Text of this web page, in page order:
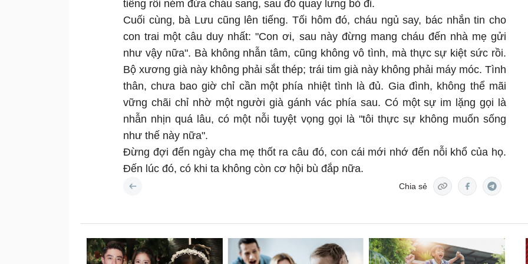
tiếng rồi ném đứa cháu sang, sau đó quay lưng bỏ đi.
Cuối cùng, bà Lưu cũng lên tiếng. Tối hôm đó, cháu ngủ say, bác nhắn tin cho
con trai một câu duy nhất: "Con ơi, sau này đừng mang cháu đến nhà mẹ gửi
như vậy nữa". Bà không nhẫn tâm, cũng không vô tình, mà thực sự kiệt sức rồi.
Bộ xương già này không phải sắt thép; trái tim già này không phải máy móc. Tình
thân, chưa bao giờ chỉ cần một phía nhiệt tình là đủ. Gia đình, không thể mãi
vững chãi chỉ nhờ một người già gánh vác phía sau. Có một sự im lặng gọi là
nhẫn nhịn quá lâu, có một nỗi tuyệt vọng gọi là "tôi thực sự không muốn sống
như thế này nữa".
Đừng đợi đến ngày cha mẹ thốt ra câu đó, con cái mới nhớ đến nỗi khổ của họ.
Đến lúc đó, có khi ta không còn cơ hội bù đắp nữa.
Chia sẻ